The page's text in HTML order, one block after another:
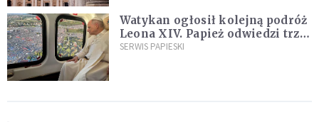
Watykan ogłosił kolejną podróż
Leona XIV. Papież odwiedzi trzy
kraje Ameryki Południowej
SERWIS PAPIESKI